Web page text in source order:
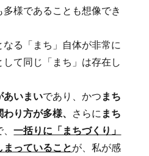
様であることも想像でき
る「まち」自体が非常に
て同じ「まち」は存在し
あいまいであり、かつ まち
り方が多様、 さらに まち
、一括りに「まちづくり」
っていることが、私が感